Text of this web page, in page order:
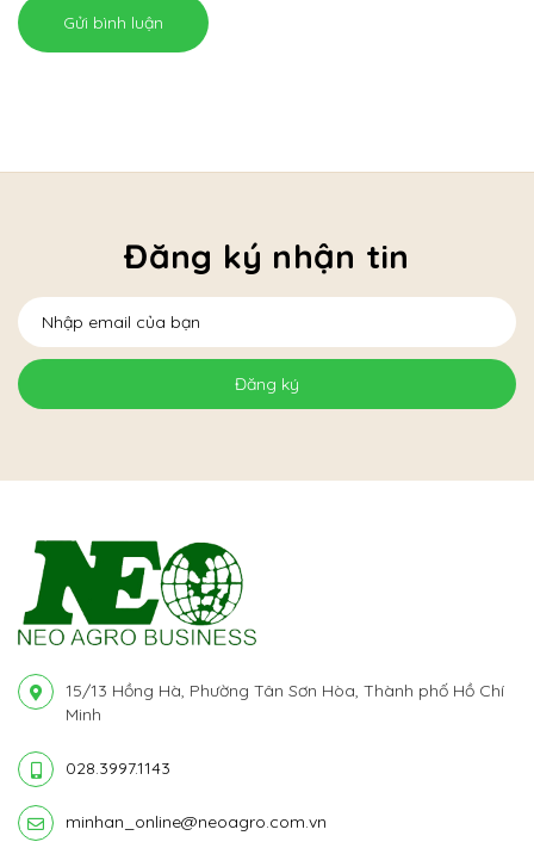
Gửi bình luận
Đăng ký nhận tin
Đăng ký
15/13 Hồng Hà, Phường Tân Sơn Hòa, Thành phố Hồ Chí
Minh
028.3997.1143
minhan_online@neoagro.com.vn